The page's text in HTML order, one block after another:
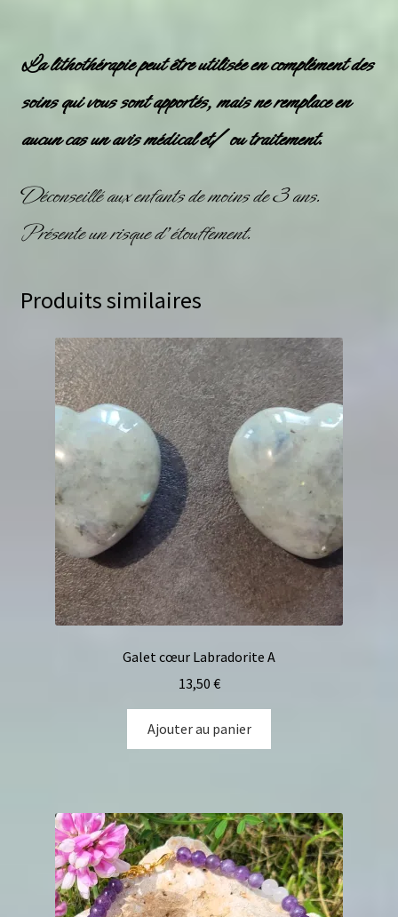
La lithothérapie peut être utilisée en complément des
soins qui vous sont apportés, mais ne remplace en
aucun cas un avis médical et/ ou traitement.
Déconseillé aux enfants de moins de 3 ans.
Présente un risque d’étouffement.
Produits similaires
Galet cœur Labradorite A
13,50 €
Ajouter au panier